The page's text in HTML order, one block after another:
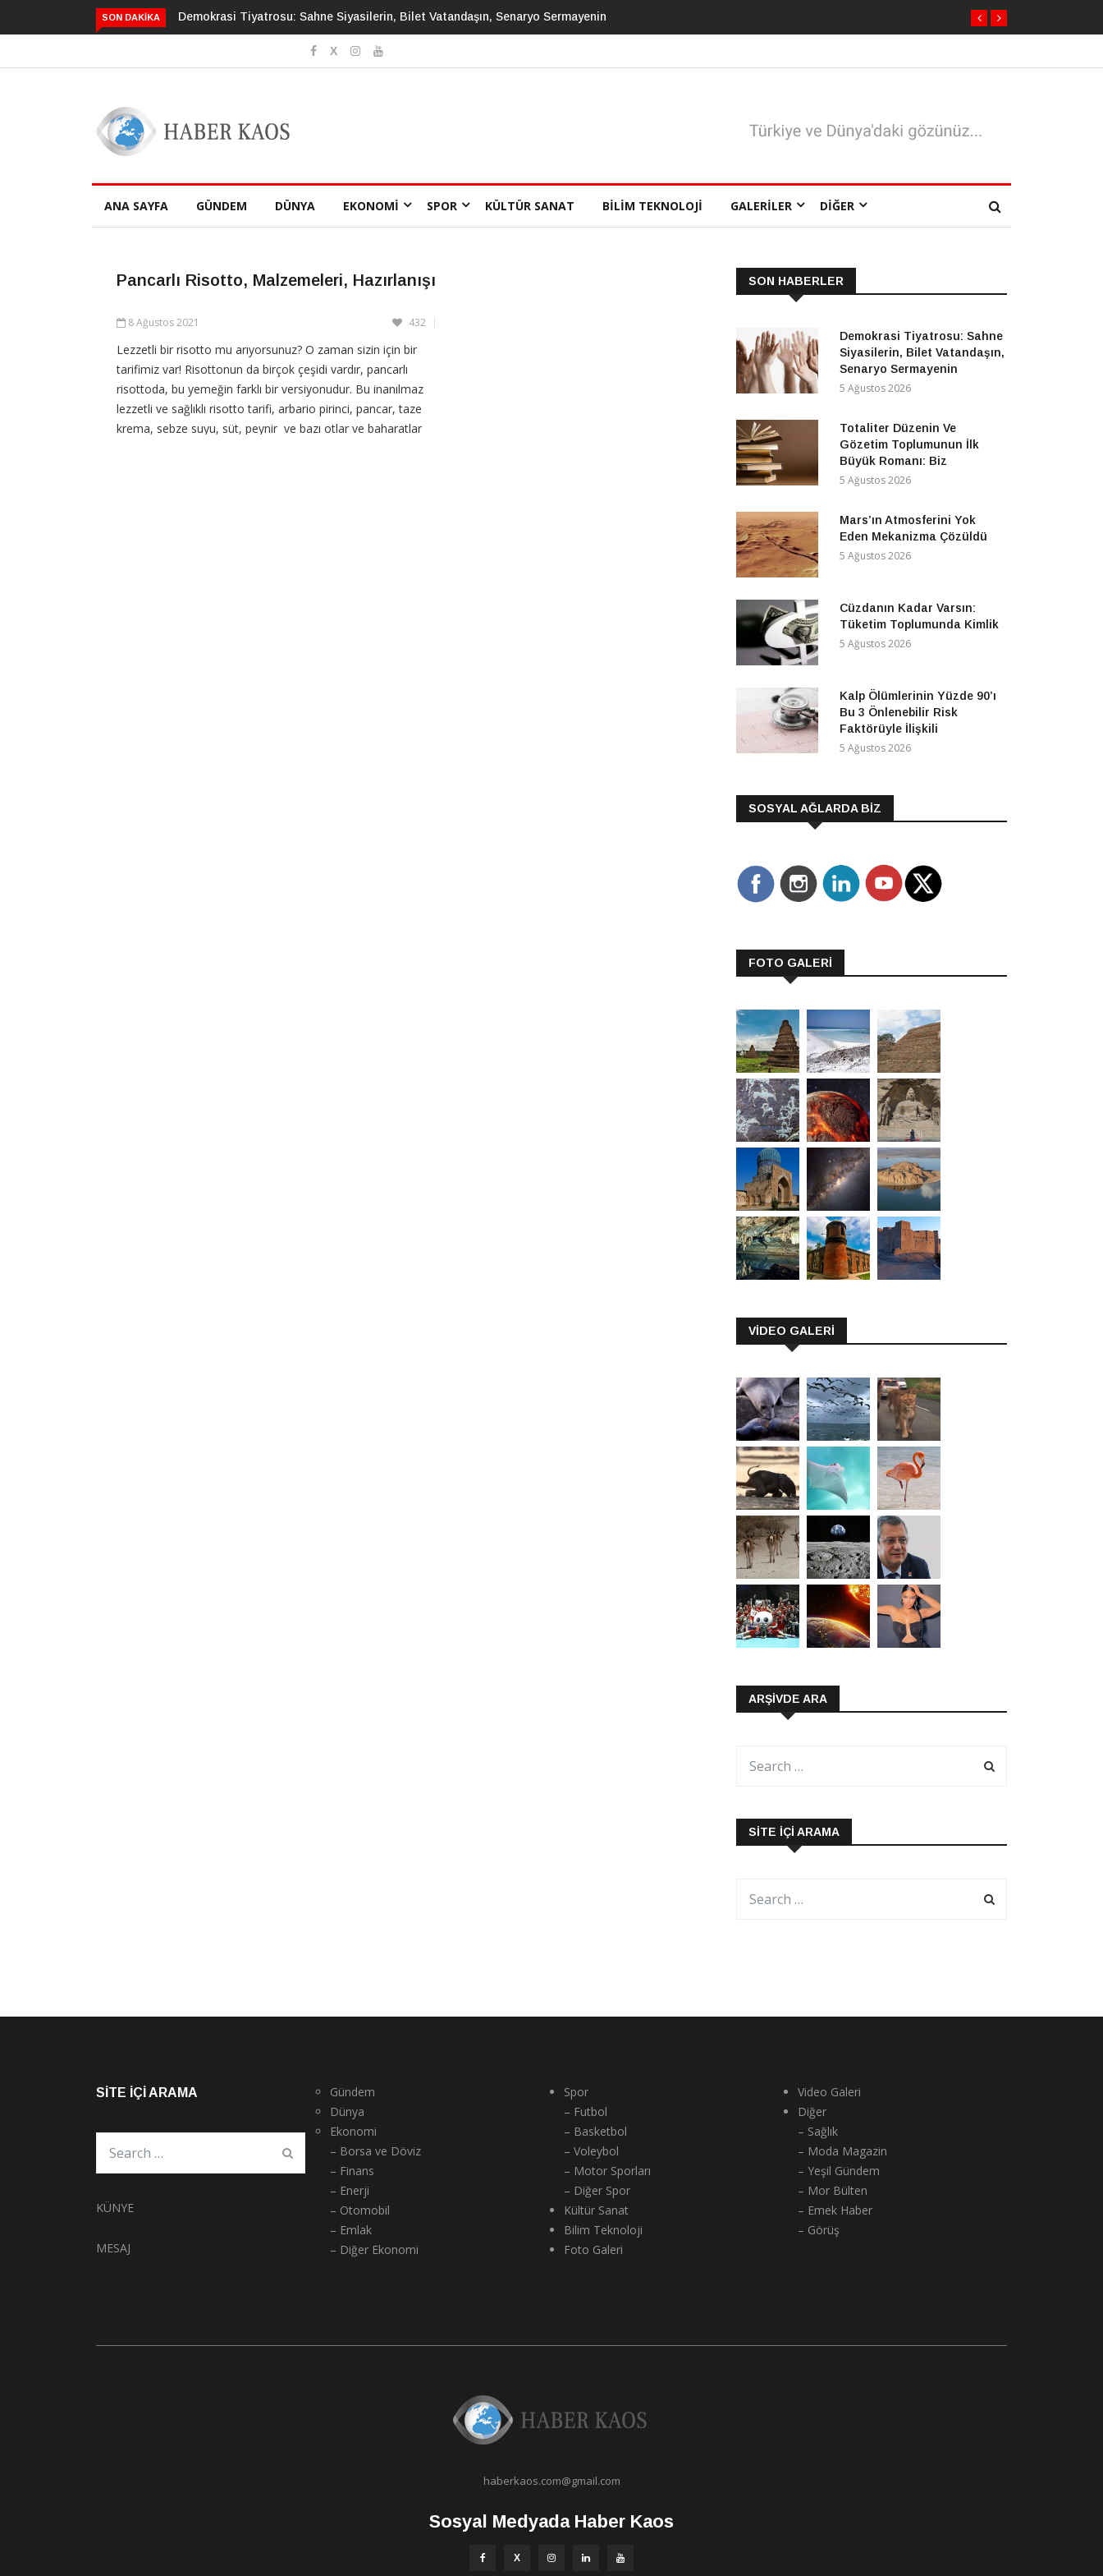
SON DAKIKA
Tiyatrosu: Sahne Siyasilerin, Bilet Vatandaşın, Senaryo SermayeninTotaliter Düzenin Ve Gözetim Toplumunun İlk Büyük Romanı: Biz
ANA SAYFA GÜNDEM DÜNYA EKONOMI SPOR KÜLTÜR SANAT BILIM TEKNOLOJI GALERILER DIĞER
Pancarlı Risotto, Malzemeleri, Hazırlanışı
8 Ağustos 2021 432
Lezzetli bir risotto mu arıyorsunuz? O zaman sizin için bir
tarifimiz var! Risottonun da birçok çeşidi vardır, pancarlı
risottoda, bu yemeğin farklı bir versiyonudur. Bu inanılmaz
lezzetli ve sağlıklı risotto tarifi, arbario pirinci, pancar, taze
krema, sebze suyu, süt, peynir ve bazı otlar ve baharatlar
SON HABERLER
Demokrasi Tiyatrosu: Sahne
Siyasilerin, Bilet Vatandaşın,
Senaryo Sermayenin
5 Ağustos 2026
Totaliter Düzenin Ve
Gözetim Toplumunun İlk
Büyük Romanı: Biz
5 Ağustos 2026
Mars’ın Atmosferini Yok
Eden Mekanizma Çözüldü
5 Ağustos 2026
Cüzdanın Kadar Varsın:
Tüketim Toplumunda Kimlik
5 Ağustos 2026
Kalp Ölümlerinin Yüzde 90’ı
Bu 3 Önlenebilir Risk
Faktörüyle İlişkili
5 Ağustos 2026
SOSYAL AĞLARDA BİZ
FOTO GALERİ
VİDEO GALERİ
ARŞIVDE ARA
SITE İÇI ARAMA
SITE İÇI ARAMA
KÜNYE
MESAJ
Gündem
Dünya
Ekonomi
– Borsa ve Döviz
– Finans
– Enerji
– Otomobil
– Emlak
– Diğer Ekonomi
Spor
– Futbol
– Basketbol
– Voleybol
– Motor Sporları
– Diğer Spor
Kültür Sanat
Bilim Teknoloji
Foto Galeri
Video Galeri
Diğer
– Sağlık
– Moda Magazin
– Yeşil Gündem
– Mor Bülten
– Emek Haber
– Görüş
haberkaos.com@gmail.com
Sosyal Medyada Haber Kaos